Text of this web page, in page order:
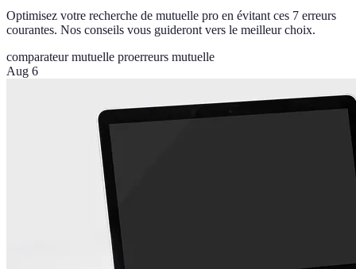
Optimisez votre recherche de mutuelle pro en évitant ces 7 erreurs
courantes. Nos conseils vous guideront vers le meilleur choix.
comparateur mutuelle proerreurs mutuelle
Aug 6